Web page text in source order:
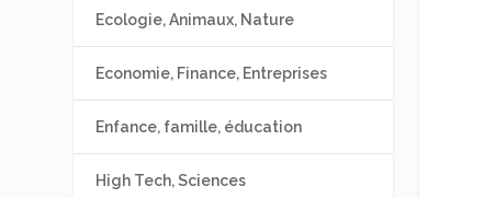
Ecologie, Animaux, Nature
Economie, Finance, Entreprises
Enfance, famille, éducation
High Tech, Sciences